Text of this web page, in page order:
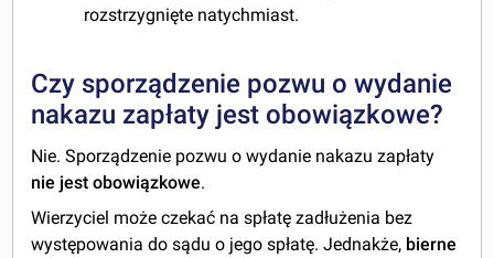
rozstrzygnięte natychmiast.
Czy sporządzenie pozwu o wydanie
nakazu zapłaty jest obowiązkowe?
Nie. Sporządzenie pozwu o wydanie nakazu zapłaty
nie jest obowiązkowe.
Wierzyciel może czekać na spłatę zadłużenia bez
występowania do sądu o jego spłatę. Jednakże, bierne